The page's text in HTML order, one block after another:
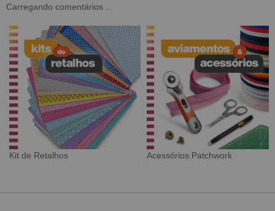
Carregando comentários ...
Acessórios Patchwork Tecido